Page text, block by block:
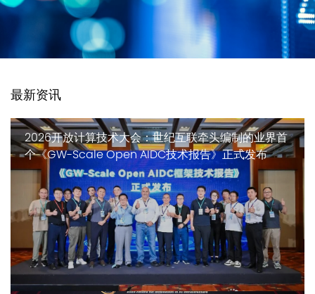
最新资讯
2026开放计算技术大会：世纪互联牵头编制的业界首
个《GW-Scale Open AIDC技术报告》正式发布